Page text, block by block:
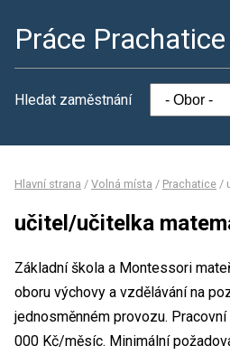
Práce Prachatice
Hledat zaměstnání
Hlavní strana / Volná místa / Prachatice /
učitel/učitelka
Základní škola a Montessori
oboru výchovy a vzdělávání na
jednosměnném provozu.
000 Kč/měsíc. Minimální